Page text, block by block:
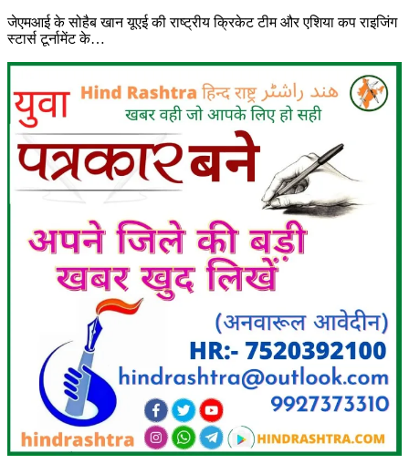
जेएमआई के सोहैब खान यूएई की राष्ट्रीय क्रिकेट टीम और एशिया कप राइजिंग
स्टार्स टूर्नामेंट के…